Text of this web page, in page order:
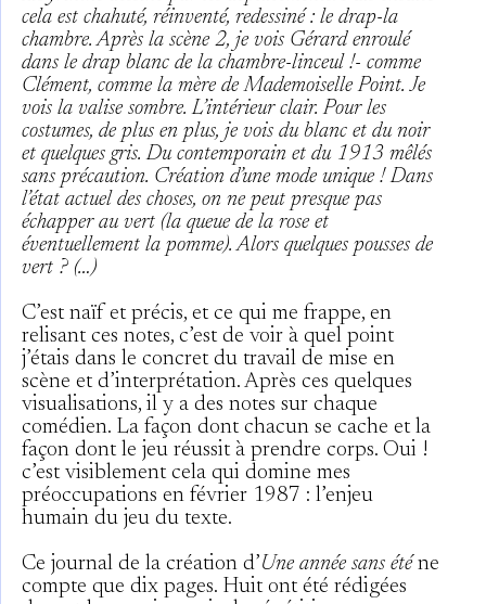
cela est chahuté, réinventé, redessiné : le drap-la
chambre.Après la scène 2, je vois Gérard enroulé
dans le drap blanc de la chambre-linceul !- comme
Clément, comme la mère de Mademoiselle Point.Je
vois la valise sombre. L’intérieur clair.Pour les
costumes, de plus en plus, je vois du blanc et du noir
et quelques gris. Du contemporain et du 1913 mêlés
sans précaution. Création d’une mode unique !Dans
l’état actuel des choses, on ne peut presque pas
échapper au vert (la queue de la rose et
éventuellement la pomme). Alors quelques pousses de
vert ? (…)
C’est naïf et précis, et ce qui me frappe, en
relisant ces notes, c’est de voir à quel point
j’étais dans le concret du travail de mise en
scène et d’interprétation. Après ces quelques
visualisations, il y a des notes sur chaque
comédien. La façon dont chacun se cache et la
façon dont le jeu réussit à prendre corps. Oui !
c’est visiblement cela qui domine mes
préoccupations en février 1987 : l’enjeu
humain du jeu du texte.
Ce journal de la création d’Une année sans été ne
compte que dix pages. Huit ont été rédigées